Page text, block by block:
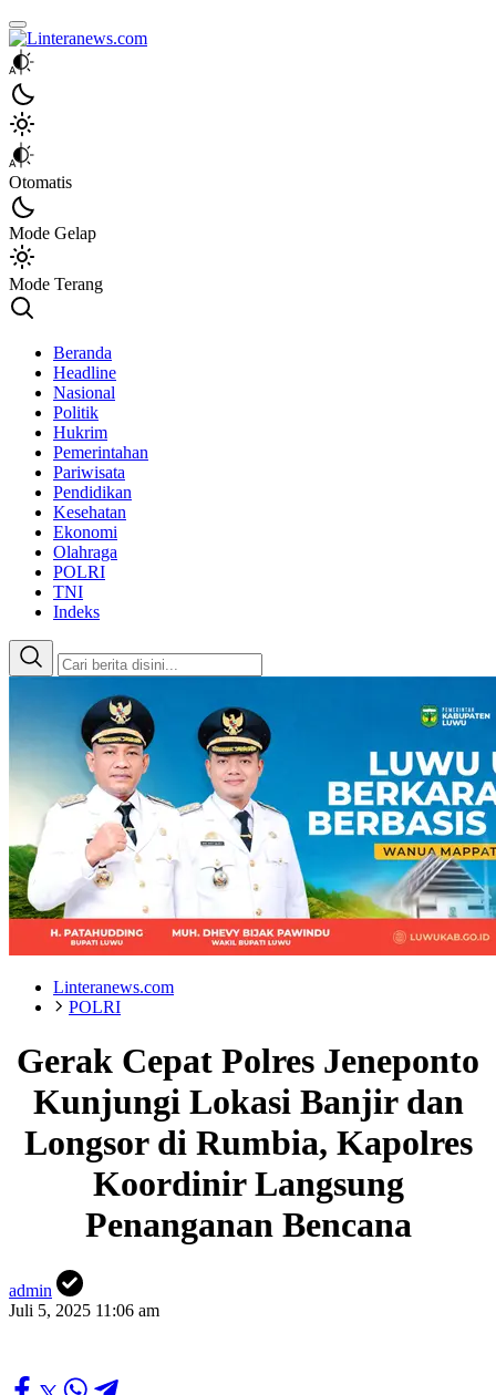
Linteranews.com
Lintas Informasi Tercepat dan Akurat
Otomatis
Mode Gelap
Mode Terang
Beranda
Headline
Nasional
Politik
Hukrim
Pemerintahan
Pariwisata
Pendidikan
Kesehatan
Ekonomi
Olahraga
POLRI
TNI
Indeks
Linteranews.com
POLRI
Gerak Cepat Polres Jeneponto
Kunjungi Lokasi Banjir dan
Longsor di Rumbia, Kapolres
Koordinir Langsung
Penanganan Bencana
admin
Juli 5, 2025 11:06 am